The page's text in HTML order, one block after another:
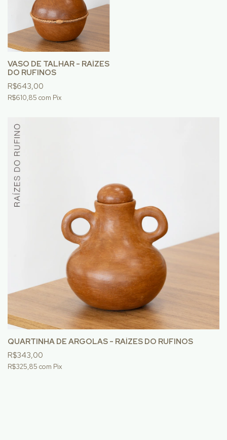
VASO DE TALHAR - RAÍZES
DO RUFINOS
R$643,00
R$610,85 com Pix
QUARTINHA DE ARGOLAS - RAÍZES DO RUFINOS
R$343,00
R$325,85 com Pix